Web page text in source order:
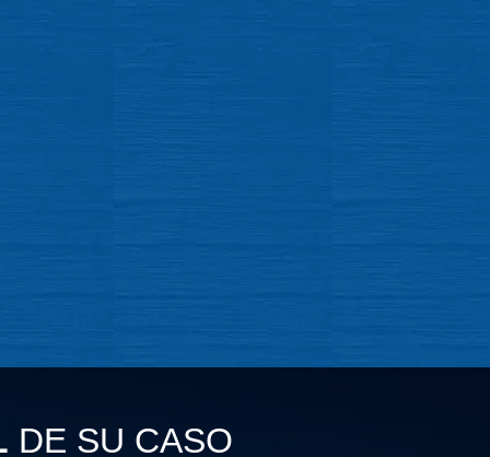
DE SU CASO